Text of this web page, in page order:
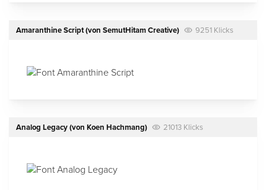
Amaranthine Script(von SemutHitam Creative) 9251 Klicks
Analog Legacy(von Koen Hachmang) 21013 Klicks